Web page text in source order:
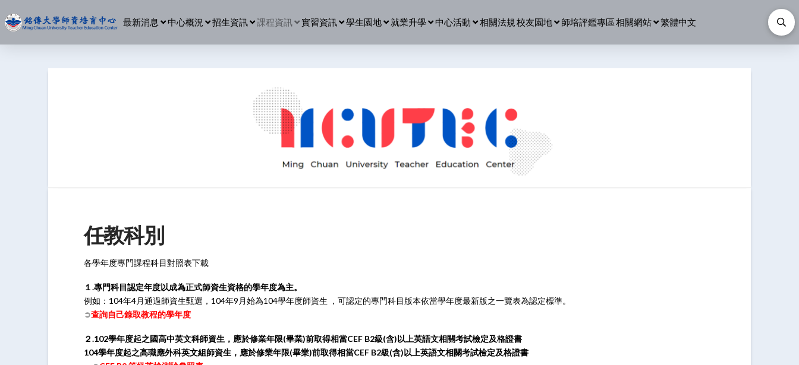
最新消息 中心概況 招生資訊 課程資訊 實習資訊 學生園地 就業升學 中心活動 相關法規 校友園地 師培評鑑專區相關網站 繁體中文
任教科別
各學年度專門課程科目對照表下載
１.專門科目認定年度以成為正式師資生資格的學年度為主。
例如：104年4月通過師資生甄選，104年9月始為104學年度師資生 ，可認定的專門科目版本依當學年度最新版之一覽表為認定標準。
➲查詢自己錄取教程的學年度
２.102學年度起之國高中英文科師資生，應於修業年限(畢業)前取得相當CEF B2級(含)以上英語文相關考試檢定及格證書
104學年度起之高職應外科英文組師資生，應於修業年限(畢業)前取得相當CEF B2級(含)以上英語文相關考試檢定及格證書